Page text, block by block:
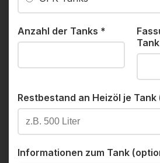
Anzahl der Tanks *
Restbestand an Heizöl je Tank
Informationen zum Tank